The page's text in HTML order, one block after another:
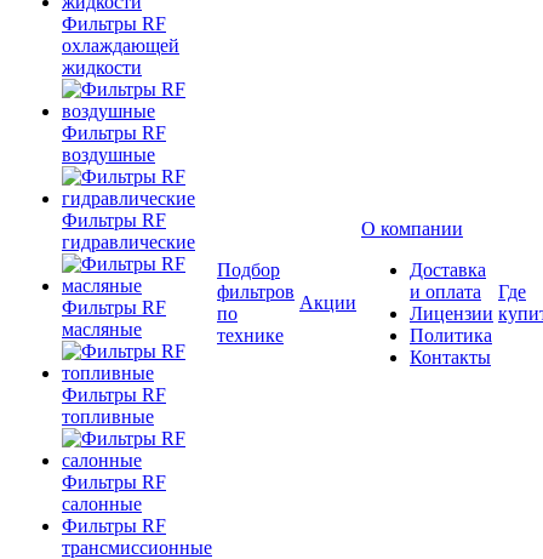
Фильтры RF
охлаждающей
жидкости
Фильтры RF
воздушные
Фильтры RF
гидравлические
Фильтры RF
масляные
Фильтры RF
топливные
Фильтры RF
салонные
Фильтры RF
трансмиссионные
Подбор
фильтров
по
технике
Акции
О компании
Доставка
и оплата
Лицензии
Политика
Контакты
Где